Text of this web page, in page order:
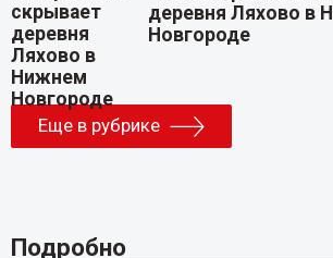
деревня Ляхово в
Новгороде
Еще в рубрике
Подробно